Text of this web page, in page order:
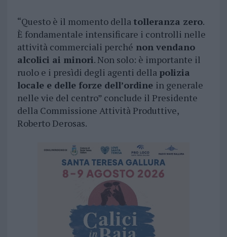
“Questo è il momento della tolleranza zero.
È fondamentale intensificare i controlli nelle
attività commerciali perché non vendano
alcolici ai minori. Non solo: è importante il
ruolo e i presìdi degli agenti della polizia
locale e delle forze dell’ordine in generale
nelle vie del centro” conclude il Presidente
della Commissione Attività Produttive,
Roberto Derosas.